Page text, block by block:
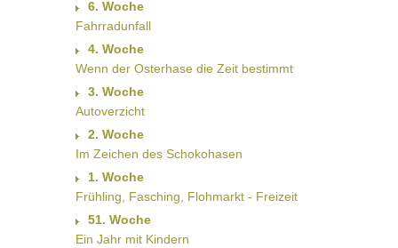
6. Woche
Fahrradunfall
4. Woche
Wenn der Osterhase die Zeit bestimmt
3. Woche
Autoverzicht
2. Woche
Im Zeichen des Schokohasen
1. Woche
Frühling, Fasching, Flohmarkt - Freizeit
51. Woche
Ein Jahr mit Kindern